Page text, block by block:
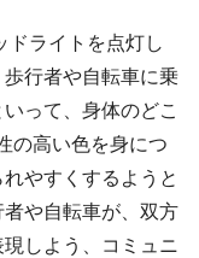
ライトを点灯し
行者や自転車に乗
って、身体のどこ
の高い色を身につ
やすくするようと
や自転車が、双方
しよう、コミュニ